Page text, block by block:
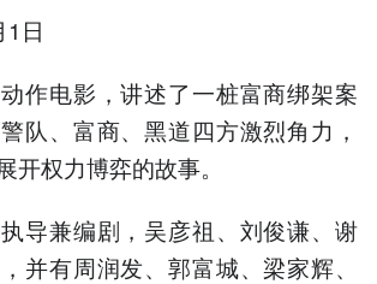
1日
作电影，讲述了一桩富商绑架案
队、富商、黑道四方激烈角力，
开权力博弈的故事。
导兼编剧，吴彦祖、刘俊谦、谢
并有周润发、郭富城、梁家辉、